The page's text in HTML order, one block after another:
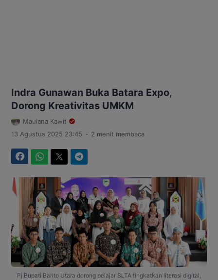
Indra Gunawan Buka Batara Expo,
Dorong Kreativitas UMKM
Maulana Kawit
13 Agustus 2025 23:45 . 2 menit membaca
Pj Bupati Barito Utara dorong pelajar SLTA tingkatkan literasi digital,